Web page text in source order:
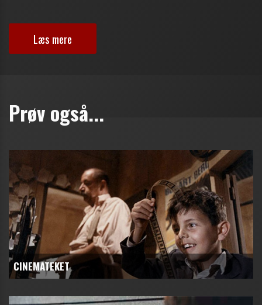
Læs mere
Prøv også...
CINEMATEKET